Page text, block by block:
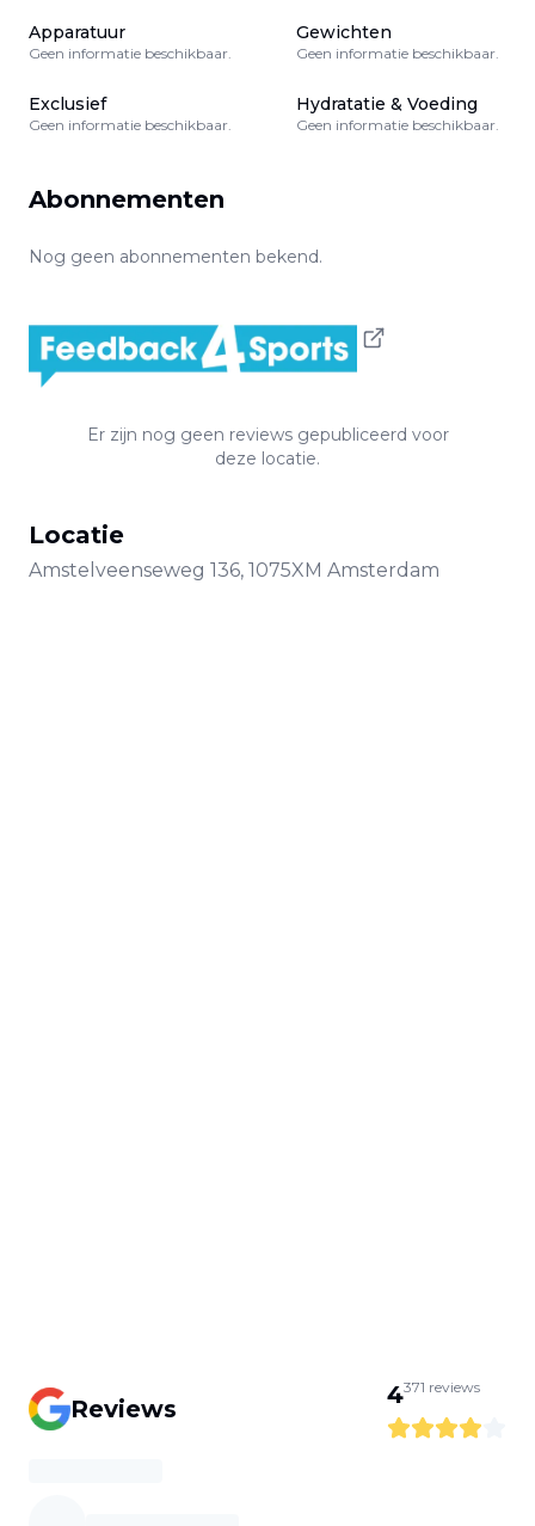
Apparatuur
Geen informatie beschikbaar.
Gewichten
Geen informatie beschikbaar.
Exclusief
Geen informatie beschikbaar.
Hydratatie & Voeding
Geen informatie beschikbaar.
Abonnementen
Nog geen abonnementen bekend.
Er zijn nog geen reviews gepubliceerd voor
deze locatie.
Locatie
Amstelveenseweg 136, 1075XM Amsterdam
Reviews 4371 reviews